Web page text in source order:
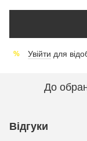
% Увійти для
До
Відгуки